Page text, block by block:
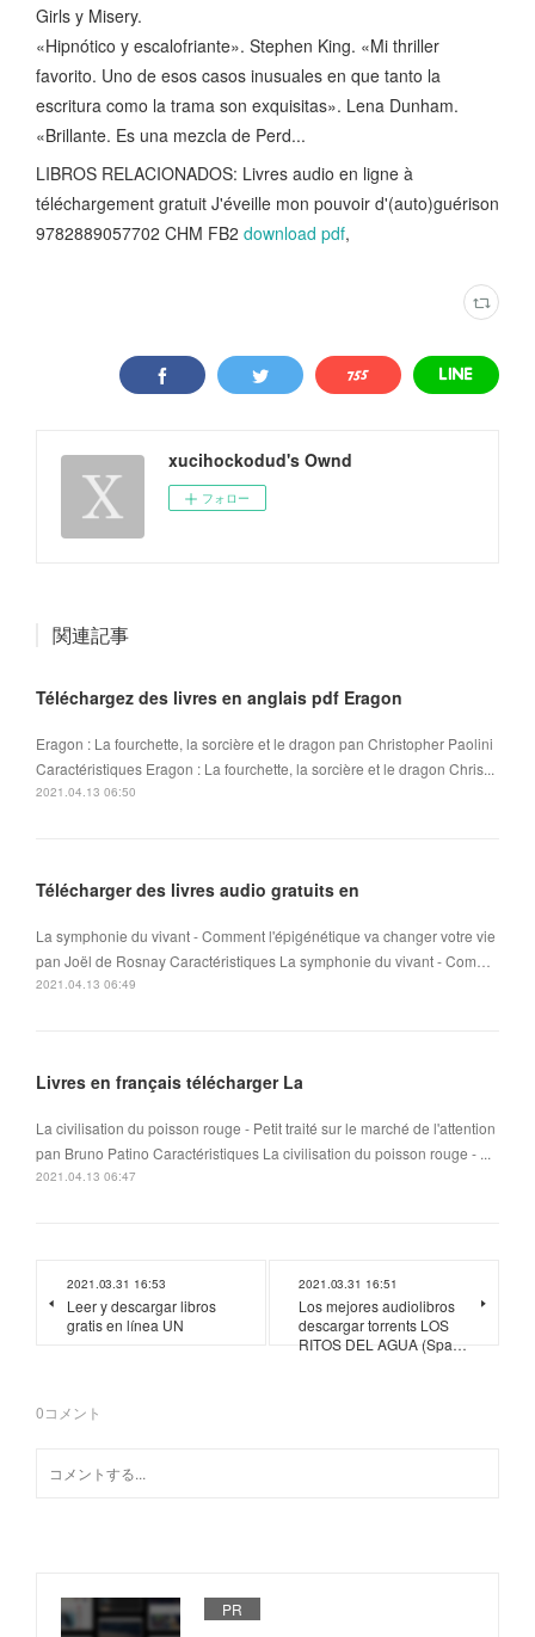
Girls y Misery.
«Hipnótico y escalofriante». Stephen King. «Mi thriller
favorito. Uno de esos casos inusuales en que tanto la
escritura como la trama son exquisitas». Lena Dunham.
«Brillante. Es una mezcla de Perd...
LIBROS RELACIONADOS: Livres audio en ligne à
téléchargement gratuit J'éveille mon pouvoir d'(auto)guérison
9782889057702 CHM FB2 download pdf,
xucihockodud's Ownd
フォロー
関連記事
Téléchargez des livres en anglais pdf Eragon
Eragon : La fourchette, la sorcière et le dragon pan Christopher Paolini
Caractéristiques Eragon : La fourchette, la sorcière et le dragon Chris...
2021.04.13 06:50
Télécharger des livres audio gratuits en
La symphonie du vivant - Comment l'épigénétique va changer votre vie
pan Joël de Rosnay Caractéristiques La symphonie du vivant - Com…
2021.04.13 06:49
Livres en français télécharger La
La civilisation du poisson rouge - Petit traité sur le marché de l'attention
pan Bruno Patino Caractéristiques La civilisation du poisson rouge - ...
2021.04.13 06:47
2021.03.31 16:53
Leer y descargar libros
gratis en línea UN
2021.03.31 16:51
Los mejores audiolibros
descargar torrents LOS
RITOS DEL AGUA (Spa…
0コメント
PR